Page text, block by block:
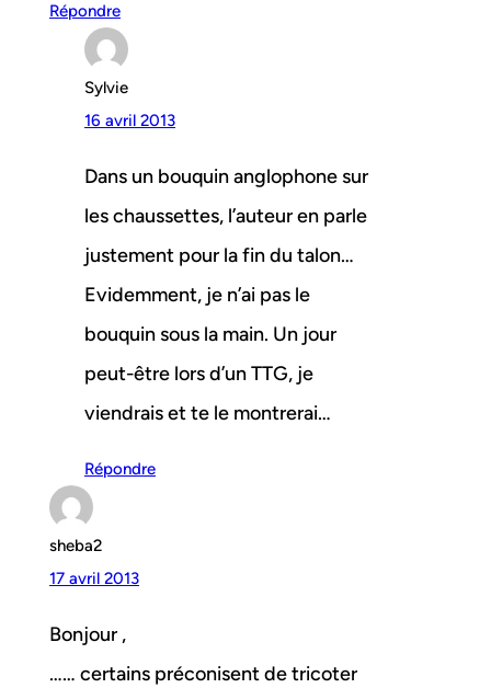
Répondre
Sylvie
16 avril 2013
Dans un bouquin anglophone sur
les chaussettes, l’auteur en parle
justement pour la fin du talon…
Evidemment, je n’ai pas le
bouquin sous la main. Un jour
peut-être lors d’un TTG, je
viendrais et te le montrerai…
Répondre
sheba2
17 avril 2013
Bonjour ,
…… certains préconisent de tricoter